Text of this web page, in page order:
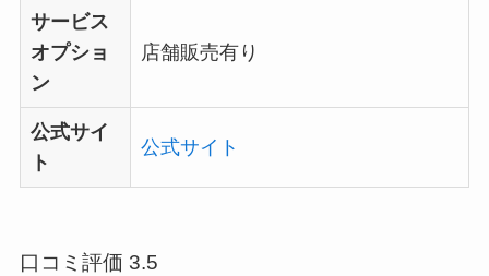
サービス
オプショ
ン
店舗販売有り
公式サイ
ト
公式サイト
口コミ評価 3.5